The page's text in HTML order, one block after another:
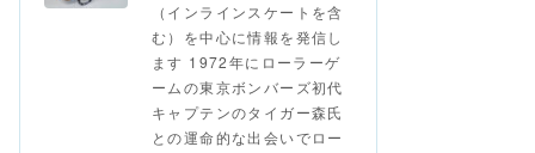
（インラインスケートを含
む）を中心に情報を発信し
ます 1972年にローラーゲ
ームの東京ボンバーズ初代
キャプテンのタイガー森氏
との運命的な出会いでロー